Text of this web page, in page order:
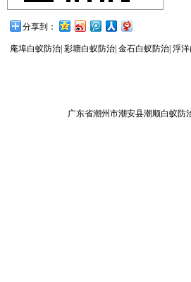
分享到：
庵埠白蚁防治| 彩塘白蚁防治| 金石白蚁防治| 浮
广东省潮州市潮安县潮顺白蚁防